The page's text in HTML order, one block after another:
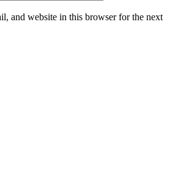
and website in this browser for the next